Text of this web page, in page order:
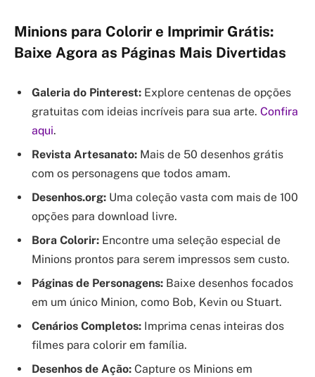
Minions para Colorir e Imprimir Grátis:
Baixe Agora as Páginas Mais Divertidas
Galeria do Pinterest: Explore centenas de opções
gratuitas com ideias incríveis para sua arte. Confira
aqui.
Revista Artesanato: Mais de 50 desenhos grátis
com os personagens que todos amam.
Desenhos.org: Uma coleção vasta com mais de 100
opções para download livre.
Bora Colorir: Encontre uma seleção especial de
Minions prontos para serem impressos sem custo.
Páginas de Personagens: Baixe desenhos focados
em um único Minion, como Bob, Kevin ou Stuart.
Cenários Completos: Imprima cenas inteiras dos
filmes para colorir em família.
Desenhos de Ação: Capture os Minions em